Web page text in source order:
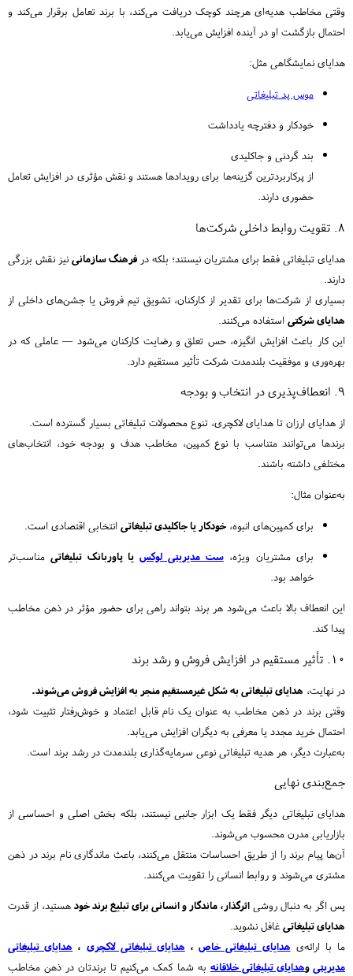
وقتی مخاطب هدیه‌ای هرچند کوچک دریافت می‌کند، با برند تعامل برقرار می‌کند و
احتمال بازگشت او در آینده افزایش می‌یابد.
هدایای نمایشگاهی مثل:
موس پد تبلیغاتی
خودکار و دفترچه یادداشت
بند گردنی و جاکلیدی
از پرکاربردترین گزینه‌ها برای رویدادها هستند و نقش مؤثری در افزایش تعامل
حضوری دارند.
۸. تقویت روابط داخلی شرکت‌ها
هدایای تبلیغاتی فقط برای مشتریان نیستند؛ بلکه در فرهنگ سازمانی نیز نقش بزرگی
دارند.
بسیاری از شرکت‌ها برای تقدیر از کارکنان، تشویق تیم فروش یا جشن‌های داخلی از
هدایای شرکتی استفاده می‌کنند.
این کار باعث افزایش انگیزه، حس تعلق و رضایت کارکنان می‌شود — عاملی که در
بهره‌وری و موفقیت بلندمدت شرکت تأثیر مستقیم دارد.
۹. انعطاف‌پذیری در انتخاب و بودجه
از هدایای ارزان تا هدایای لاکچری، تنوع محصولات تبلیغاتی بسیار گسترده است.
برندها می‌توانند متناسب با نوع کمپین، مخاطب هدف و بودجه خود، انتخاب‌های
مختلفی داشته باشند.
به‌عنوان مثال:
برای کمپین‌های انبوه، خودکار یا جاکلیدی تبلیغاتی انتخابی اقتصادی است.
برای مشتریان ویژه،ست مدیریتی لوکس یا پاوربانک تبلیغاتیمناسب‌تر
خواهد بود.
این انعطاف بالا باعث می‌شود هر برند بتواند راهی برای حضور مؤثر در ذهن مخاطب
پیدا کند.
۱۰. تأثیر مستقیم در افزایش فروش و رشد برند
در نهایت، هدایای تبلیغاتی به شکل غیرمستقیم منجر به افزایش فروش می‌شوند.
وقتی برند در ذهن مخاطب به عنوان یک نام قابل اعتماد و خوش‌رفتار تثبیت شود،
احتمال خرید مجدد یا معرفی به دیگران افزایش می‌یابد.
به‌عبارت دیگر، هر هدیه تبلیغاتی نوعی سرمایه‌گذاری بلندمدت در رشد برند است.
جمع‌بندی نهایی
هدایای تبلیغاتی دیگر فقط یک ابزار جانبی نیستند، بلکه بخش اصلی و احساسی از
بازاریابی مدرن محسوب می‌شوند.
آن‌ها پیام برند را از طریق احساسات منتقل می‌کنند، باعث ماندگاری نام برند در ذهن
مشتری می‌شوند و روابط انسانی را تقویت می‌کنند.
پس اگر به دنبال روشی اثرگذار، ماندگار و انسانی برای تبلیغ برند خود هستید، از قدرت
هدایای تبلیغاتی غافل نشوید.
ما با ارائه‌ی هدایای تبلیغاتی خاص، هدایای تبلیغاتی لاکچری ، هدایای تبلیغاتی
مدیریتیوهدایای تبلیغاتی خلاقانه به شما کمک می‌کنیم تا برندتان در ذهن مخاطب